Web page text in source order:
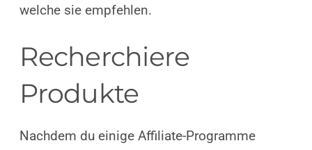
welche sie empfehlen.
Recherchiere
Produkte
Nachdem du einige Affiliate-Programme